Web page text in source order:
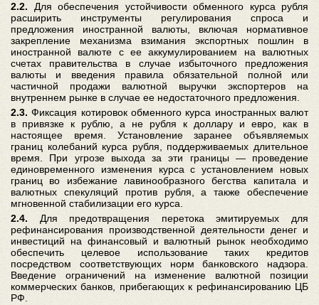
2.2. Для обеспечения устойчивости обменного курса рубля
расширить инструменты регулирования спроса и
предложения иностранной валюты, включая нормативное
закрепление механизма взимания экспортных пошлин в
иностранной валюте с ее аккумулированием на валютных
счетах правительства в случае избыточного предложения
валюты и введения правила обязательной полной или
частичной продажи валютной выручки экспортеров на
внутреннем рынке в случае ее недостаточного предложения.
2.3. Фиксация котировок обменного курса иностранных валют
в привязке к рублю, а не рубля к доллару и евро, как в
настоящее время. Установление заранее объявляемых
границ колебаний курса рубля, поддерживаемых длительное
время. При угрозе выхода за эти границы — проведение
единовременного изменения курса с установлением новых
границ во избежание лавинообразного бегства капитала и
валютных спекуляций против рубля, а также обеспечение
мгновенной стабилизации его курса.
2.4. Для предотвращения перетока эмитируемых для
рефинансирования производственной деятельности денег и
инвестиций на финансовый и валютный рынок необходимо
обеспечить целевое использование таких кредитов
посредством соответствующих норм банковского надзора.
Введение ограничений на изменение валютной позиции
коммерческих банков, прибегающих к рефинансированию ЦБ
РФ.